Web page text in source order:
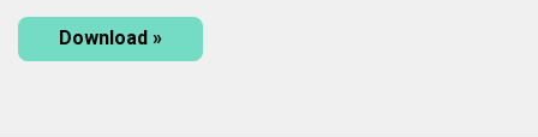
Download »